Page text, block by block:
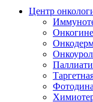
Центр